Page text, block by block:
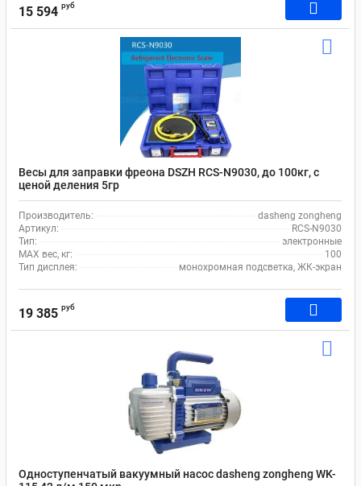
15 594 руб
Весы для заправки фреона DSZH RCS-N9030, до 100кг, с
ценой деления 5гр
Производитель:
dasheng zongheng
Артикул:
RCS-N9030
Тип:
электронные
MAX вес, кг:
100
Тип дисплея:
монохромная подсветка, ЖК-экран
19 385 руб
Одноступенчатый вакуумный насос dasheng zongheng WK-